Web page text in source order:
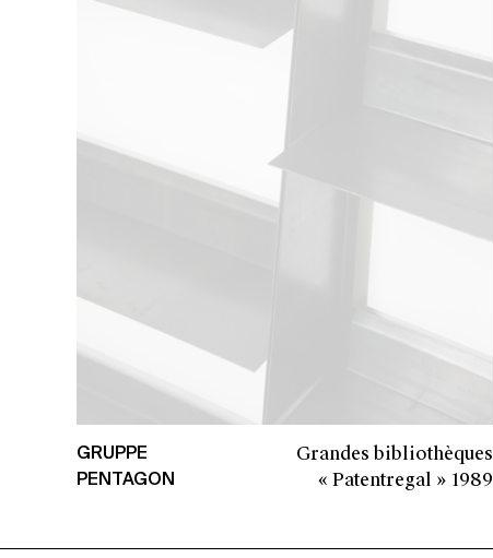
GRUPPE
PENTAGON
Grandes bibliothèques
« Patentregal » 1989